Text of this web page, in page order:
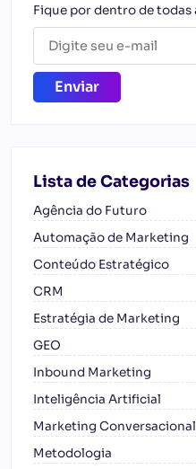
Fique por dentro de todas
Lista de Categorias
Agência do Futuro
Automação de Marketing
Conteúdo Estratégico
CRM
Estratégia de Marketing
GEO
Inbound Marketing
Inteligência Artificial
Marketing Conversacional
Metodologia